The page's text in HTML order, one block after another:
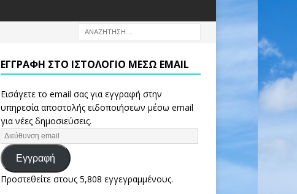
ΕΓΓΡΑΦΉ ΣΤΟ ΙΣΤΟΛΌΓΙΟ ΜΈΣΩ EMAIL
Εισάγετε το email σας για εγγραφή στην
υπηρεσία αποστολής ειδοποιήσεων μέσω email
για νέες δημοσιεύσεις.
Εγγραφή
Προστεθείτε στους 5,808 εγγεγραμμένους.